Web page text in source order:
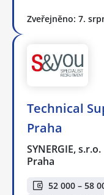
Zveřejněno: 7.
Technical
Praha
SYNERGIE, s.r.o.
Praha
52 000 – 58